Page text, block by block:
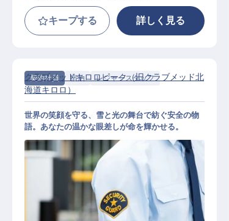
キープする 詳しく見る
契約社員 宿泊 レジャースタッフ
クラブメッドキロロピーク（旧クラブメッド北
海道キロロ）
世界の笑顔を守る、雪と光の舞台で紡ぐ安全の物
語。あなたの温かな眼差しが命を輝かせる。